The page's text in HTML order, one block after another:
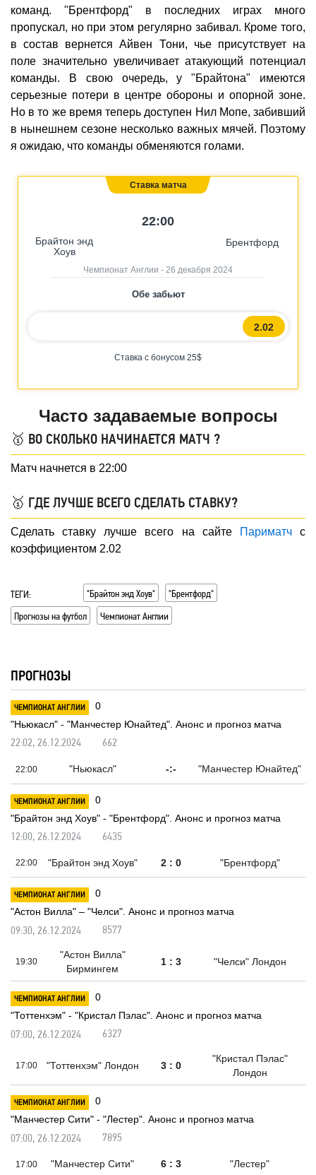
команд. "Брентфорд" в последних играх много
пропускал, но при этом регулярно забивал. Кроме того,
в состав вернется Айвен Тони, чье присутствует на
поле значительно увеличивает атакующий потенциал
команды. В свою очередь, у "Брайтона" имеются
серьезные потери в центре обороны и опорной зоне.
Но в то же время теперь доступен Нил Мопе, забивший
в нынешнем сезоне несколько важных мячей. Поэтому
я ожидаю, что команды обменяются голами.
Ставка матча
Брайтон энд
Хоув
Брентфорд
22:00
Чемпионат Англии - 26 декабря 2024
Ставка с бонусом 25$
Обе забьют
2.02
Часто задаваемые вопросы
🥇 ВО СКОЛЬКО НАЧИНАЕТСЯ МАТЧ ?
Матч начнется в 22:00
🥇 ГДЕ ЛУЧШЕ ВСЕГО СДЕЛАТЬ СТАВКУ?
Сделать ставку лучше всего на сайте Париматчс
коэффициентом 2.02
ТЕГИ: "Брайтон энд Хоув"
"Брентфорд"
Прогнозы на футбол
Чемпионат Англии
ПРОГНОЗЫ
ЧЕМПИОНАТ АНГЛИИ
0
"Ньюкасл" - "Манчестер Юнайтед". Анонс и прогноз матча
22:02, 26.12.2024 662
22:00 "Ньюкасл" -:- "Манчестер Юнайтед"
ЧЕМПИОНАТ АНГЛИИ
0
"Брайтон энд Хоув" - "Брентфорд". Анонс и прогноз матча
12:00, 26.12.2024 6435
22:00 "Брайтон энд Хоув" 2 : 0 "Брентфорд"
ЧЕМПИОНАТ АНГЛИИ
0
"Астон Вилла" – "Челси". Анонс и прогноз матча
09:30, 26.12.2024 8577
19:30
"Астон Вилла"
Бирмингем
1 : 3 "Челси" Лондон
ЧЕМПИОНАТ АНГЛИИ
0
"Тоттенхэм" - "Кристал Пэлас". Анонс и прогноз матча
07:00, 26.12.2024 6327
17:00 "Тоттенхэм" Лондон 3 : 0
"Кристал Пэлас"
Лондон
ЧЕМПИОНАТ АНГЛИИ
0
"Манчестер Сити" - "Лестер". Анонс и прогноз матча
07:00, 26.12.2024 7895
17:00 "Манчестер Сити" 6 : 3 "Лестер"